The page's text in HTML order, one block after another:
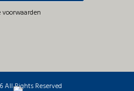
All Rights Reserved